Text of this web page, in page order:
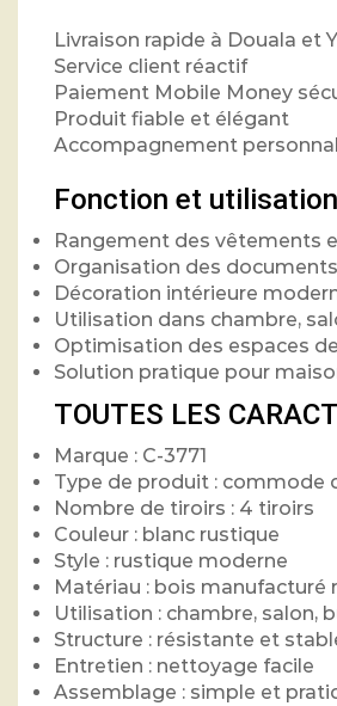
Livraison rapide à Douala et
Service client réactif
Paiement Mobile Money
Produit fiable et élégant
Accompagnement
Fonction et
Rangement des vêtements
Organisation des
Décoration intérieure
Utilisation dans chambre,
Optimisation des espaces
Solution pratique pour
TOUTES LES
Marque : C-3771
Type de produit : commode
Nombre de tiroirs : 4 tiroirs
Couleur : blanc rustique
Style : rustique moderne
Matériau : bois manufacturé
Utilisation : chambre, salon,
Structure : résistante et
Entretien : nettoyage facile
Assemblage : simple et